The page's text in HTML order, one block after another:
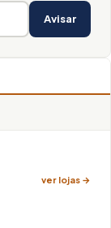
Avisar
ver lojas →